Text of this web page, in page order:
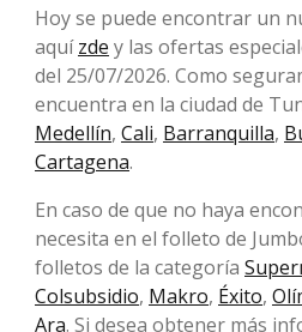
Hoy se puede encontrar un
aquízde y las ofertas
del 25/07/2026. Como
encuentra en la ciudad de
Medellín, Cali, Barranquilla,
Cartagena.
En caso de que no haya
necesita en el folleto de
folletos de la categoría
Colsubsidio, Makro, Éxito,
Ara. Si desea obtener más